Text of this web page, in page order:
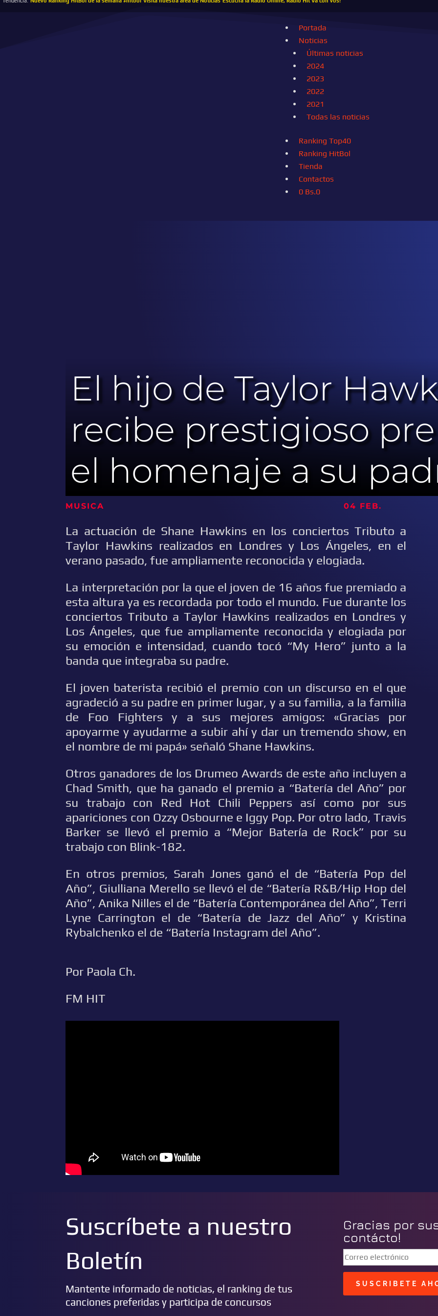
Portada
Noticias
Últimas noticias
2024
2023
2022
2021
Todas las noticias
Ranking Top40
Ranking HitBol
Tienda
Contactos
0 Bs.0
El hijo de Taylor
recibe prestigioso
el homenaje a su
MUSICA 04 FEB.
La actuación de Shane Hawkins en los conciertos Tributo a
Taylor Hawkins realizados en Londres y Los Ángeles, en el
verano pasado, fue ampliamente reconocida y elogiada.
La interpretación por la que el joven de 16 años fue premiado a
esta altura ya es recordada por todo el mundo. Fue durante los
conciertos Tributo a Taylor Hawkins realizados en Londres y
Los Ángeles, que fue ampliamente reconocida y elogiada por
su emoción e intensidad, cuando tocó “My Hero” junto a la
banda que integraba su padre.
El joven baterista recibió el premio con un discurso en el que
agradeció a su padre en primer lugar, y a su familia, a la familia
de Foo Fighters y a sus mejores amigos: «Gracias por
apoyarme y ayudarme a subir ahí y dar un tremendo show, en
el nombre de mi papá» señaló Shane Hawkins.
Otros ganadores de los Drumeo Awards de este año incluyen a
Chad Smith, que ha ganado el premio a “Batería del Año” por
su trabajo con Red Hot Chili Peppers así como por sus
apariciones con Ozzy Osbourne e Iggy Pop. Por otro lado, Travis
Barker se llevó el premio a “Mejor Batería de Rock” por su
trabajo con Blink-182.
En otros premios, Sarah Jones ganó el de “Batería Pop del
Año”, Giulliana Merello se llevó el de “Batería R&B/Hip Hop del
Año”, Anika Nilles el de “Batería Contemporánea del Año”, Terri
Lyne Carrington el de “Batería de Jazz del Año” y Kristina
Rybalchenko el de “Batería Instagram del Año”.
Por Paola Ch.
FM HIT
Suscríbete a nuestro
Boletín
Mantente informado de noticias, el ranking de tus
canciones preferidas y participa de concursos
Gracias por
contácto!
SUSCRIBETE